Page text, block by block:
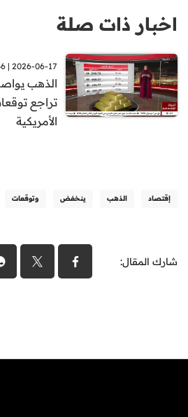
اخبار ذات صلة
2026-06-17 | 12:46
الذهب
تراجع
الأمريكية
إقتصاد الذهب ينخفض وتوقعات
شارك المقال: